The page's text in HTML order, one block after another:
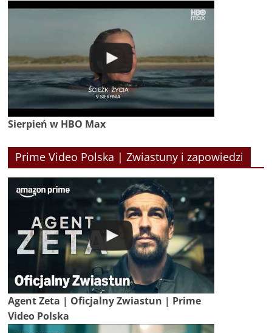
Sierpień w HBO Max
Prime Video Polska | Zwiastuny i zapowiedzi
Agent Zeta | Oficjalny Zwiastun | Prime
Video Polska